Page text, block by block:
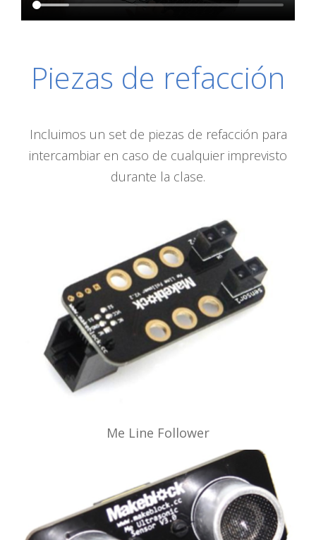
Piezas de refacción
Incluimos un set de piezas de refacción para
intercambiar en caso de cualquier imprevisto
durante la clase.
Me Line Follower